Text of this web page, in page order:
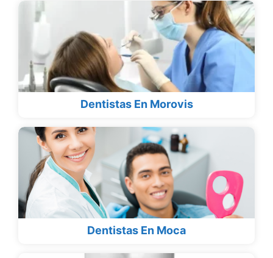
Dentistas En Morovis
Dentistas En Moca